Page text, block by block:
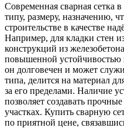
Современная сварная сетка
типу, размеру, назначению,
строительстве в качестве
Например, для кладки стен
конструкций из
повышенной устойчивостью
он долговечен и может
типа, делится на материал
за его пределами. Наличие
позволяет создавать
участках. Купить сварную
по приятной цене,